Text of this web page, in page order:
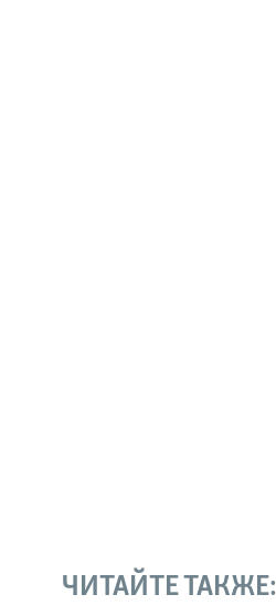
ЧИТАЙТЕ ТАКЖЕ: